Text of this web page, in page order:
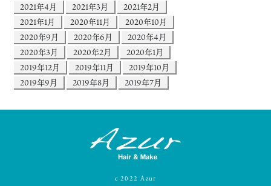
2021年4月
2021年3月
2021年2月
2021年1月
2020年11月
2020年10月
2020年9月
2020年6月
2020年4月
2020年3月
2020年2月
2020年1月
2019年12月
2019年11月
2019年10月
2019年9月
2019年8月 2019年7月
c2022 Azur